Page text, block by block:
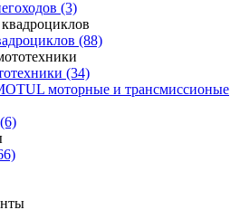
(3)
(88)
(34)
моторные и трансмиссионые